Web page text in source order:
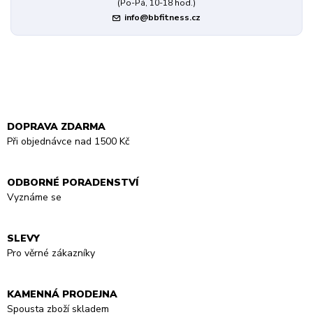
(Po-Pá, 10-18 hod.)
info@bbfitness.cz
DOPRAVA ZDARMA
Při objednávce nad 1500 Kč
ODBORNÉ PORADENSTVÍ
Vyznáme se
SLEVY
Pro věrné zákazníky
KAMENNÁ PRODEJNA
Spousta zboží skladem